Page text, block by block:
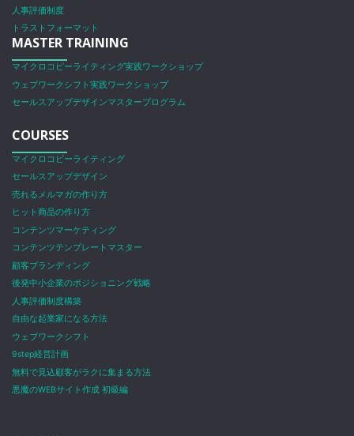
人事評価制度
トラストフォーマット
MASTER TRAINING
マイクロコピーライティング実践ワークショップ
ウェブワークシフト実践ワークショップ
セールスアップデザインマスタープログラム
COURSES
マイクロコピーライティング
セールスアップデザイン
売れるメルマガの作り方
ヒット商品の作り方
コンテンツマーケティング
コンテンツテンプレートマスター
顧客ブランディング
後発中小企業のポジショニング戦略
人事評価制度構築
自由な起業家になる方法
ウェブワークシフト
9step経営計画
無料で見込顧客がラクに集まる方法
悪魔のWEBサイト作成 初級編